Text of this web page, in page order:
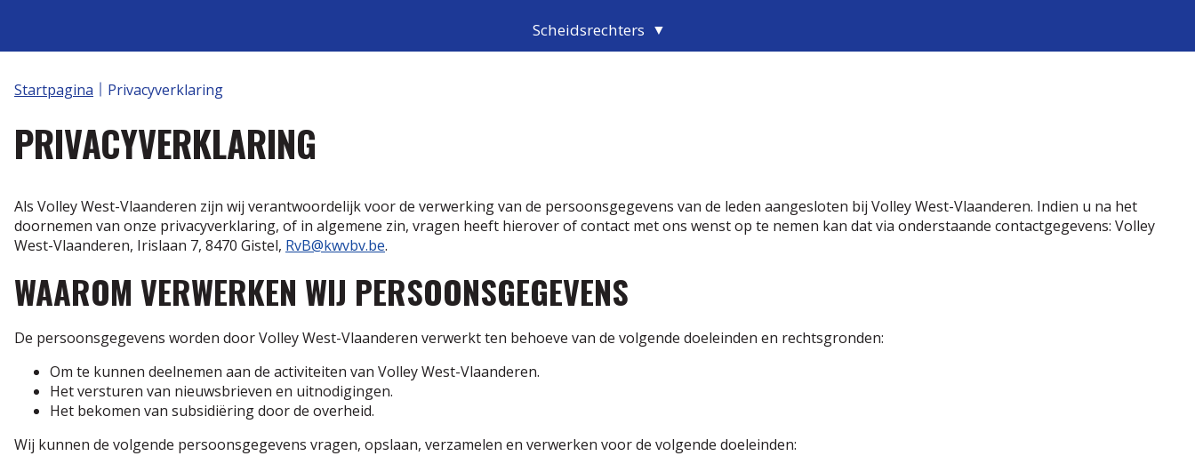
Scheidsrechters
Startpagina Privacyverklaring
PRIVACYVERKLARING
Als Volley West-Vlaanderen zijn wij verantwoordelijk voor de verwerking van de persoonsgegevens van de leden aangesloten bij Volley West-Vlaanderen. Indien u na het
doornemen van onze privacyverklaring, of in algemene zin, vragen heeft hierover of contact met ons wenst op te nemen kan dat via onderstaande contactgegevens: Volley
West-Vlaanderen, Irislaan 7, 8470 Gistel, RvB@kwvbv.be.
WAAROM VERWERKEN WIJ PERSOONSGEGEVENS
De persoonsgegevens worden door Volley West-Vlaanderen verwerkt ten behoeve van de volgende doeleinden en rechtsgronden:
Om te kunnen deelnemen aan de activiteiten van Volley West-Vlaanderen.
Het versturen van nieuwsbrieven en uitnodigingen.
Het bekomen van subsidiëring door de overheid.
Wij kunnen de volgende persoonsgegevens vragen, opslaan, verzamelen en verwerken voor de volgende doeleinden: